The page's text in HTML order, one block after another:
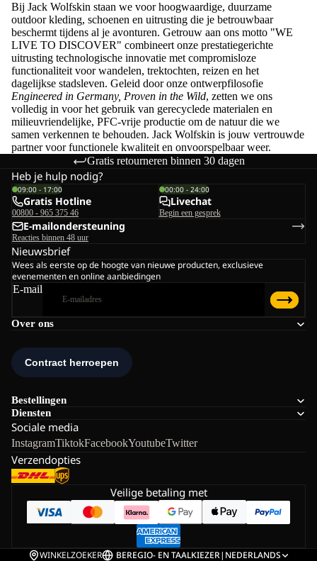
Bij Jack Wolfskin staan we voor hoogwaardige, duurzame
outdoor kleding, schoenen en uitrusting die je betrouwbaar
beschermt tijdens al je avonturen. Getrouw aan ons motto "WE
LIVE TO DISCOVER" combineert onze prestatiegerichte
uitrusting technologische innovatie met compromisloze
functionaliteit voor wandelen, trektochten, reizen en het
dagelijkse stadsleven. Geleid door onze ontwerpfilosofie
Engineered in Germany, Proven in the Wild, zetten we ons
volledig in voor het gebruik van gerecyclede materialen en
milieuvriendelijke, PFC-vrije productie om de natuur die we
samen verkennen te behouden. Jack Wolfskin is jouw vertrouwde
partner voor functionele kwaliteit en onvoorspelbaar weer.
Gratis retourneren binnen 30 dagen
Over ons
Bestellingen
Diensten
Sociale media
InstagramTiktokFacebookYoutubeTwitter
Verzendopties
Heb je hulp nodig?
09:00 - 17:00
Gratis Hotline
00800 - 965 375 46
00:00 - 24:00
Livechat
Begin een gesprek
E-mailondersteuning
Reacties binnen 48 uur
Nieuwsbrief
Wees als eerste op de hoogte van nieuwe producten, exclusieve
evenementen en online aanbiedingen
E-mail
Veilige betaling met
WINKELZOEKER BEREGIO- EN TAALKIEZER| NEDERLANDS